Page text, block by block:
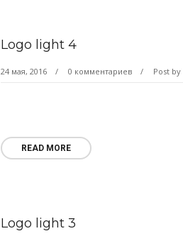
Logo light 4
24 мая, 2016 0 комментариев Post by
READ MORE
Logo light 3